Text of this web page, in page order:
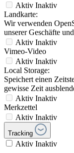
Aktiv Inaktiv
Landkarte:
Wir verwenden
unserer Geschäfte
Aktiv Inaktiv
Vimeo-Video
Aktiv Inaktiv
Local Storage:
Speichert einen
gewisse Zeit
Aktiv Inaktiv
Merkzettel
Aktiv Inaktiv
Tracking
Aktiv Inaktiv